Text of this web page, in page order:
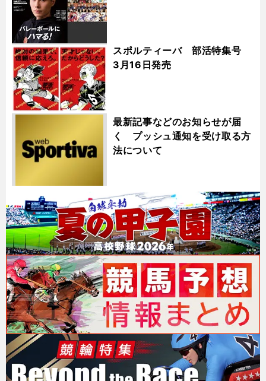
スポルティーバ 部活特集号
3月16日発売
最新記事などのお知らせが届
く プッシュ通知を受け取る方
法について